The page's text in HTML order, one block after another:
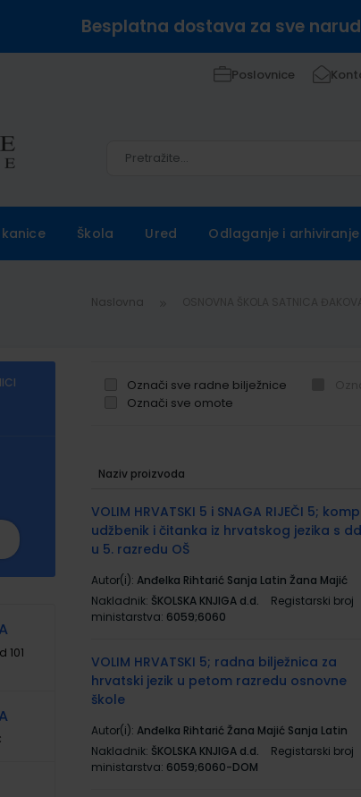
Besplatna dostava za sve
Poslovnice
Škola Ured Odlaganje i arhiviranje
Naslovna
101
Označi sve radne bilježnice
Označi sve omote
proizvodi
Naziv proizvoda
VOLIM HRVATSKI 5 i SNAGA RIJEČI 5;
udžbenik i čitanka iz hrvatskog jezika s
u 5. razredu OŠ
Autor(i): Anđelka Rihtarić Sanja Latin Žana Majić
Nakladnik: ŠKOLSKA KNJIGA d.d.
Registarski broj
ministarstva: 6059;6060
VOLIM HRVATSKI 5; radna bilježnica za
hrvatski jezik u petom razredu osnovne
škole
Autor(i): Anđelka Rihtarić Žana Majić Sanja Latin
Nakladnik: ŠKOLSKA KNJIGA d.d.
Registarski broj
ministarstva: 6059;6060-DOM